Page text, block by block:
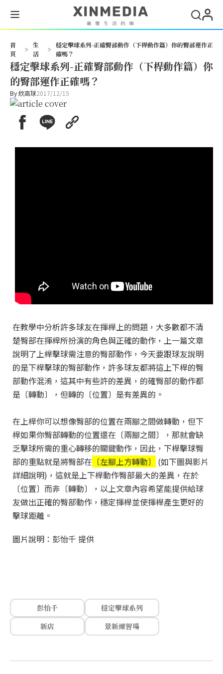
首
頁
>
生
活
>
穩定擊球系列-正確臀部動作（下桿動作篇）你的臀部運作正
確嗎？
穩定擊球系列-正確臀部動作（下桿動作篇）你
的臀部運作正確嗎？
By欣高球2017/12/15
在教學中分析許多球友在揮桿上的問題，大多數都不清
楚臀部在揮桿所扮演的角色與正確的動作，上一篇文章
說明了上桿擊球需注意的臀部動作，今天要跟球友說明
的是下桿擊球的臀部動作，許多球友都將這上下桿的臀
部動作混淆，這其中有些許的差異，的確臀部的動作都
是〔轉動〕，但轉的〔位置〕是有差異的。
在上桿你可以想像臀部的位置在兩腳之間做轉動，但下
桿如果你臀部轉動的位置還在〔兩腳之間〕，那就會缺
乏擊球所需的重心轉移的關鍵動作，因此，下桿擊球臀
部的重點就是將臀部在 〔左腳上方轉動〕
(如下圖與影片
詳細說明)，這就是上下桿動作臀部最大的差異，在於
〔位置〕而非〔轉動〕，以上文章內容希望能提供給球
友做出正確的臀部動作，穩定揮桿並使揮桿產生更好的
擊球距離。
圖片說明：彭怡千 提供
彭怡千
穩定擊球系列
新店
景新練習場